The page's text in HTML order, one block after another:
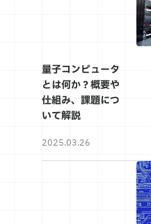
量子コンピュータ
とは何か？概要や
仕組み、課題につ
いて解説
2025.03.26